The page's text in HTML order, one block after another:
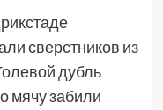
сверстников из
дубль
мячу забили